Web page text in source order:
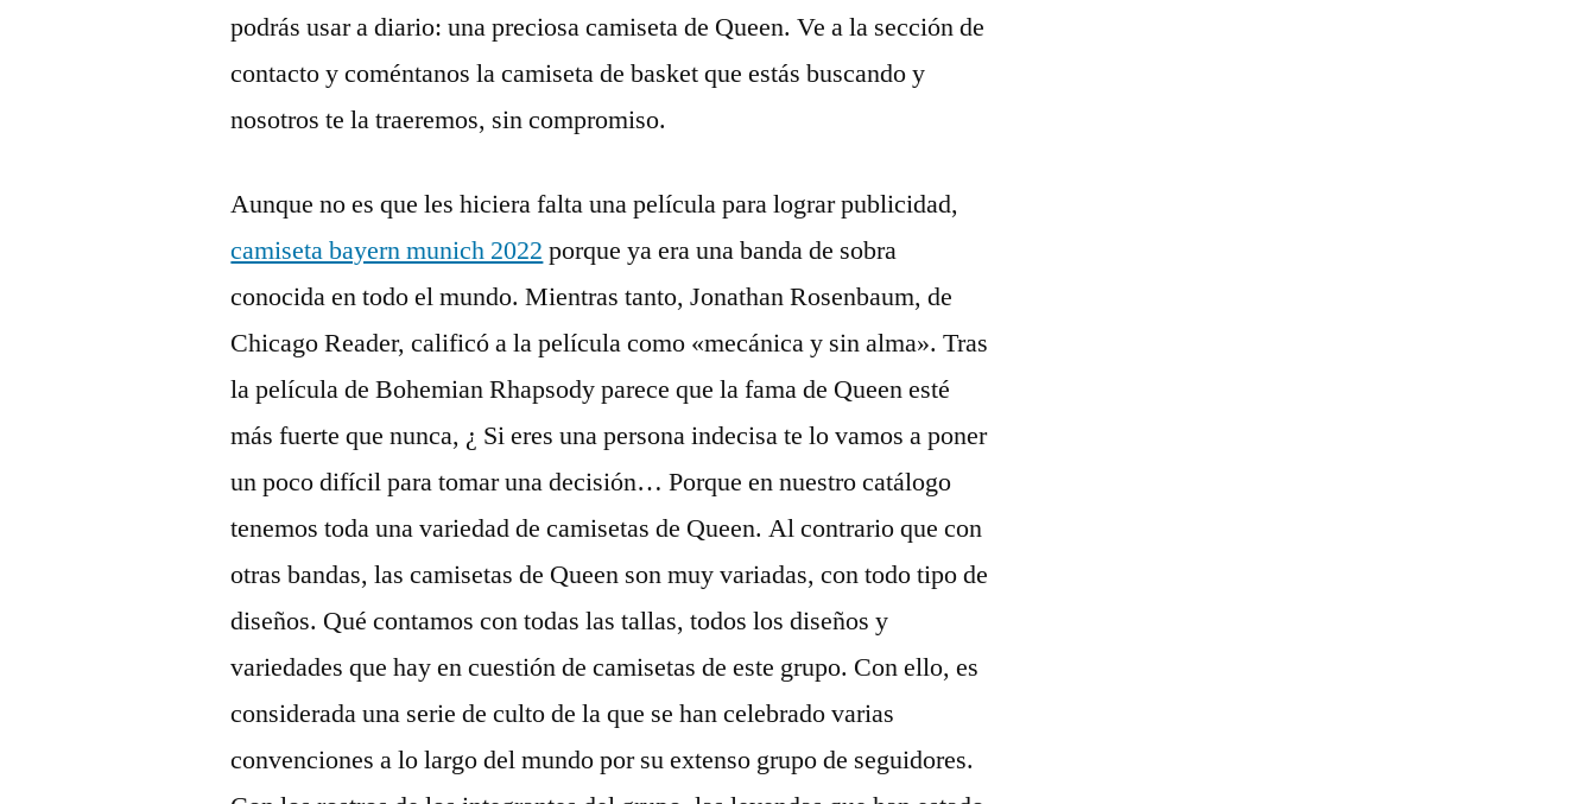
podrás usar a diario: una preciosa camiseta de Queen. Ve a la sección de
contacto y coméntanos la camiseta de basket que estás buscando y
nosotros te la traeremos, sin compromiso.
Aunque no es que les hiciera falta una película para lograr publicidad,
camiseta bayern munich 2022 porque ya era una banda de sobra
conocida en todo el mundo. Mientras tanto, Jonathan Rosenbaum, de
Chicago Reader, calificó a la película como «mecánica y sin alma». Tras
la película de Bohemian Rhapsody parece que la fama de Queen esté
más fuerte que nunca, ¿ Si eres una persona indecisa te lo vamos a poner
un poco difícil para tomar una decisión… Porque en nuestro catálogo
tenemos toda una variedad de camisetas de Queen. Al contrario que con
otras bandas, las camisetas de Queen son muy variadas, con todo tipo de
diseños. Qué contamos con todas las tallas, todos los diseños y
variedades que hay en cuestión de camisetas de este grupo. Con ello, es
considerada una serie de culto de la que se han celebrado varias
convenciones a lo largo del mundo por su extenso grupo de seguidores.